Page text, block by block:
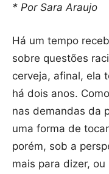
* Por Sara Araujo
Há um tempo
sobre questões
cerveja, afinal, ela
há dois anos.
nas demandas da
uma forma de
porém, sob a
mais para dizer,